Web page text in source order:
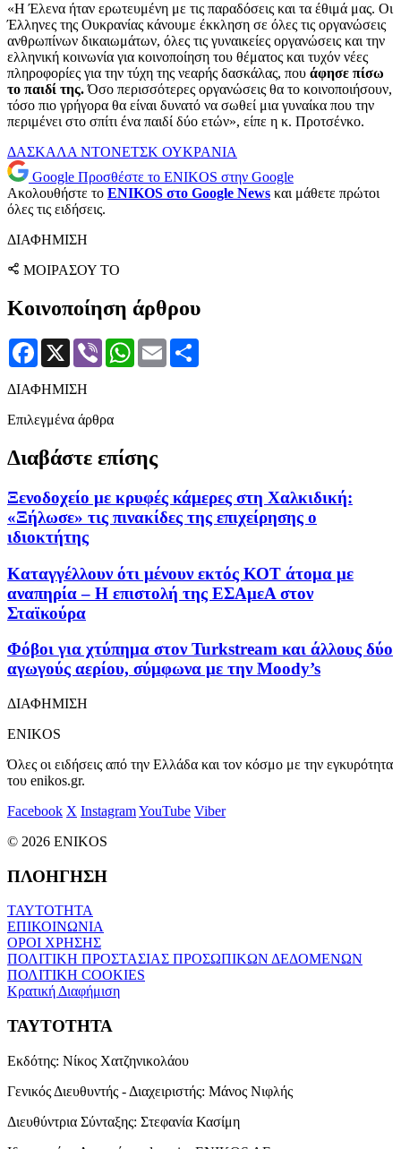
«Η Έλενα ήταν ερωτευμένη με τις παραδόσεις και τα έθιμά μας. Οι
Έλληνες της Ουκρανίας κάνουμε έκκληση σε όλες τις οργανώσεις
ανθρωπίνων δικαιωμάτων, όλες τις γυναικείες οργανώσεις και την
ελληνική κοινωνία για κοινοποίηση του θέματος και τυχόν νέες
πληροφορίες για την τύχη της νεαρής δασκάλας, που άφησε πίσω
το παιδί της.Όσο περισσότερες οργανώσεις θα το κοινοποιήσουν,
τόσο πιο γρήγορα θα είναι δυνατό να σωθεί μια γυναίκα που την
περιμένει στο σπίτι ένα παιδί δύο ετών», είπε η κ. Προτσένκο.
ΔΑΣΚΑΛΑ ΝΤΟΝΕΤΣΚ ΟΥΚΡΑΝΙΑ
Google Προσθέστε το ENIKOS στην Google
Ακολουθήστε το ENIKOS στο Google News και μάθετε πρώτοι
όλες τις ειδήσεις.
ΔΙΑΦΗΜΙΣΗ
ΜΟΙΡΑΣΟΥ ΤΟ
Κοινοποίηση άρθρου
Facebook
X Viber WhatsApp
Email
ΔΙΑΦΗΜΙΣΗ
Επιλεγμένα άρθρα
Διαβάστε επίσης
Ξενοδοχείο με κρυφές κάμερες στη Χαλκιδική:
«Ξήλωσε» τις πινακίδες της επιχείρησης ο
ιδιοκτήτης
Καταγγέλλουν ότι μένουν εκτός ΚΟΤ άτομα με
αναπηρία – Η επιστολή της ΕΣΑμεΑ στον
Σταϊκούρα
Φόβοι για χτύπημα στον Turkstream και άλλους δύο
αγωγούς αερίου, σύμφωνα με την Moody’s
ΔΙΑΦΗΜΙΣΗ
ENIKOS
Όλες οι ειδήσεις από την Ελλάδα και τον κόσμο με την εγκυρότητα
του enikos.gr.
Facebook X InstagramYouTube Viber
© 2026 ENIKOS
ΠΛΟΗΓΗΣΗ
ΤΑΥΤΟΤΗΤΑ
ΕΠΙΚΟΙΝΩΝΙΑ
ΟΡΟΙ ΧΡΗΣΗΣ
ΠΟΛΙΤΙΚΗ ΠΡΟΣΤΑΣΙΑΣ ΠΡΟΣΩΠΙΚΩΝ ΔΕΔΟΜΕΝΩΝ
ΠΟΛΙΤΙΚΗ COOKIES
Κρατική Διαφήμιση
ΤΑΥΤΟΤΗΤΑ
Εκδότης: Νίκος Χατζηνικολάου
Γενικός Διευθυντής - Διαχειριστής: Μάνος Νιφλής
Διευθύντρια Σύνταξης: Στεφανία Κασίμη